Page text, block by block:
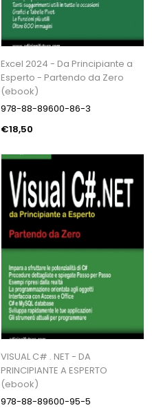
Excel 2024 - Da Principiante a
Esperto - Partendo da Zero
(ebook)
978-88-89600-86-3
€18,50
VISUAL C# . NET - DA
PRINCIPIANTE A ESPERTO
(ebook)
978-88-89600-95-5